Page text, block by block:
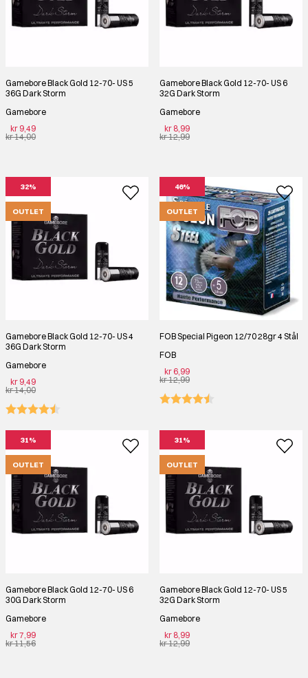
Gamebore Black Gold 12-70- US 5
36G Dark Storm
Gamebore
kr 9,49
kr 14,00
Gamebore Black Gold 12-70- US 6
32G Dark Storm
Gamebore
kr 8,99
kr 12,99
32%
OUTLET
Gamebore Black Gold 12-70- US 4
36G Dark Storm
Gamebore
kr 9,49
kr 14,00
46%
OUTLET
FOB Special Pigeon 12/70 28gr 4 Stål
FOB
kr 6,99
kr 12,99
31%
OUTLET
Gamebore Black Gold 12-70- US 6
30G Dark Storm
Gamebore
kr 7,99
kr 11,56
31%
OUTLET
Gamebore Black Gold 12-70- US 5
32G Dark Storm
Gamebore
kr 8,99
kr 12,99